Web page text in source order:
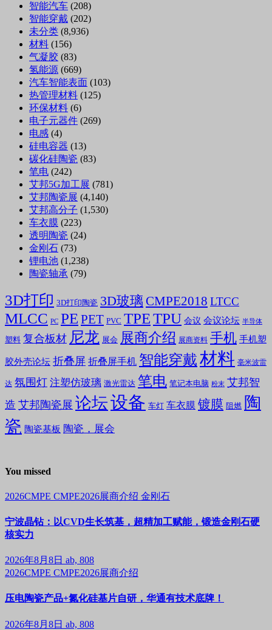
智能汽车 (208)
智能穿戴 (202)
未分类 (8,936)
材料 (156)
气凝胶 (83)
氢能源 (669)
汽车智能表面 (103)
热管理材料 (125)
环保材料 (6)
电子元器件 (269)
电感 (4)
硅电容器 (13)
碳化硅陶瓷 (83)
笔电 (242)
艾邦5G加工展 (781)
艾邦陶瓷展 (4,140)
艾邦高分子 (1,530)
车衣膜 (223)
透明陶瓷 (24)
金刚石 (73)
锂电池 (1,238)
陶瓷轴承 (79)
3D打印 3D打印陶瓷 3D玻璃 CMPE2018 LTCC
MLCC PC PE PET PVC TPETPU 会议 会议论坛 半导体
塑料 复合板材 尼龙 展会 展商介绍 展商资料 手机 手机塑
胶外壳论坛 折叠屏 折叠屏手机 智能穿戴材料 毫米波雷
达 氛围灯 注塑仿玻璃 激光雷达 笔电 笔记本电脑 粉末 艾邦智
造 艾邦陶瓷展 论坛设备 车灯 车衣膜 镀膜 阻燃 陶
瓷 陶瓷基板 陶瓷，展会
You missed
2026CMPE CMPE2026展商介绍 金刚石
宁波晶钻：以CVD生长筑基，超精加工赋能，锻造金刚石硬
核实力
2026年8月8日 ab, 808
2026CMPE CMPE2026展商介绍
压电陶瓷产品+氮化硅基片自研，华通有技术底牌！
2026年8月8日 ab, 808